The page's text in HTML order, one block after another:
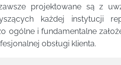
projektowane są z
każdej instytucji
ogólne i fundamentalne
obsługi klienta.